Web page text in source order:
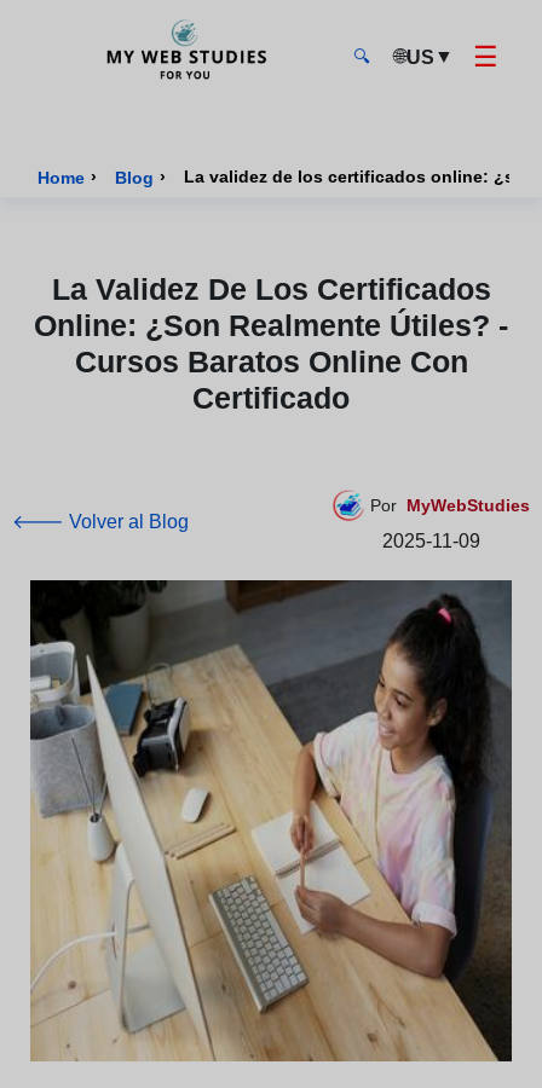
🔍 🌐US ▼ ☰
Home › Blog ›
La Validez De Los Certificados
Online: ¿son Realmente Útiles? -
Cursos Baratos Online Con
Certificado
🡐 Volver al Blog
Por MyWebStudies
2025-11-09